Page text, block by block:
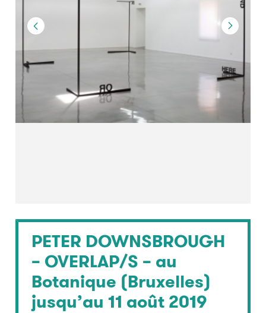
PETER DOWNSBROUGH
– OVERLAP/S – au
Botanique (Bruxelles)
jusqu’au 11 août 2019